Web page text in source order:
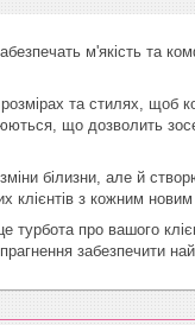
м'якість та
та стилях, щоб
що дозволить
білизни, але й
клієнтів з кожним
про вашого
забезпечити